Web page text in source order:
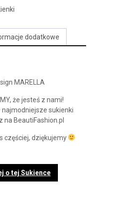
dodatkowe
MARELLA
że jesteś z nami!
sukienki
na BeautiFashion.pl
częściej, dziękujemy
o tej Sukience